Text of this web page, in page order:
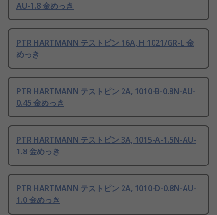
AU-1.8 金めっき
PTR HARTMANN テストピン 16A, H 1021/GR-L 金
めっき
PTR HARTMANN テストピン 2A, 1010-B-0.8N-AU-
0.45 金めっき
PTR HARTMANN テストピン 3A, 1015-A-1.5N-AU-
1.8 金めっき
PTR HARTMANN テストピン 2A, 1010-D-0.8N-AU-
1.0 金めっき